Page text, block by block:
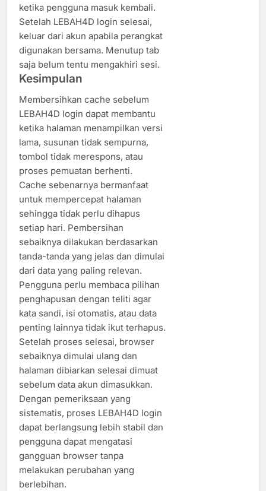
ketika pengguna masuk kembali.
Setelah LEBAH4D login selesai,
keluar dari akun apabila perangkat
digunakan bersama. Menutup tab
saja belum tentu mengakhiri sesi.
Kesimpulan
Membersihkan cache sebelum
LEBAH4D login dapat membantu
ketika halaman menampilkan versi
lama, susunan tidak sempurna,
tombol tidak merespons, atau
proses pemuatan berhenti.
Cache sebenarnya bermanfaat
untuk mempercepat halaman
sehingga tidak perlu dihapus
setiap hari. Pembersihan
sebaiknya dilakukan berdasarkan
tanda-tanda yang jelas dan dimulai
dari data yang paling relevan.
Pengguna perlu membaca pilihan
penghapusan dengan teliti agar
kata sandi, isi otomatis, atau data
penting lainnya tidak ikut terhapus.
Setelah proses selesai, browser
sebaiknya dimulai ulang dan
halaman dibiarkan selesai dimuat
sebelum data akun dimasukkan.
Dengan pemeriksaan yang
sistematis, proses LEBAH4D login
dapat berlangsung lebih stabil dan
pengguna dapat mengatasi
gangguan browser tanpa
melakukan perubahan yang
berlebihan.